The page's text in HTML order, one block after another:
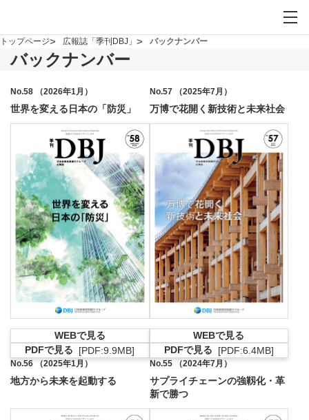
トップページ 広報誌「季刊DBJ」 バックナンバー
バックナンバー
No.58 （2026年1月）
世界を変える日本の「防災」
WEBで見る
PDFで見る
[PDF:9.9MB]
PDFファイルが新規ウィンドウで開きます
No.57 （2025年7月）
万博で花開く新技術と未来社会
WEBで見る
PDFで見る
[PDF:6.4MB]
PDFファイルが新規
No.56 （2025年1月）
地方から未来を起動する
No.55 （2024年7月）
サプライチェーンの強靱化・革
新で勝つ